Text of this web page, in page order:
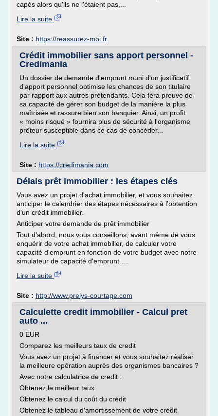
capés alors qu'ils ne l'étaient pas,...
Lire la suite
Site : https://reassurez-moi.fr
Crédit immobilier sans apport personnel -
Credimania
Un dossier de demande d'emprunt muni d'un justificatif
d'apport personnel optimise les chances de son titulaire
par rapport aux autres prétendants. Cela fera preuve de
sa capacité de gérer son budget de la manière la plus
maîtrisée et rassure bien son banquier. Ainsi, un profit
« moins risqué » fournira plus de sécurité à l'organisme
prêteur susceptible dans ce cas de concéder...
Lire la suite
Site : https://credimania.com
Délais prêt immobilier : les étapes clés
Vous avez un projet d'achat immobilier, et vous souhaitez
anticiper le calendrier des étapes nécessaires à l'obtention
d'un crédit immobilier.
Anticiper votre demande de prêt immobilier
Tout d'abord, nous vous conseillons, avant même de vous
enquérir de votre achat immobilier, de calculer votre
capacité d'emprunt en fonction de votre budget avec notre
simulateur de capacité d'emprunt ....
Lire la suite
Site : http://www.prelys-courtage.com
Calculette credit immobilier - Calcul pret
auto ...
0 EUR
Comparez les meilleurs taux de credit
Vous avez un projet à financer et vous souhaitez réaliser
la meilleure opération auprès des organismes bancaires ?
Avec notre calculatrice de credit :
Obtenez le meilleur taux
Obtenez le calcul du coût du crédit
Obtenez le tableau d'amortissement de votre crédit